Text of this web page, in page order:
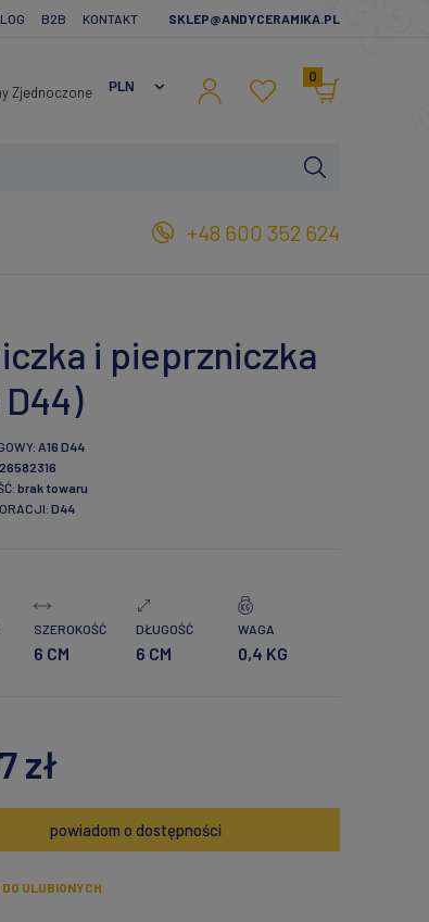
B2B KONTAKT SKLEP@ANDYCERAMIKA.PL
0
+48 600 352 624
i pieprzniczka
D44)
A16 D44
brak towaru
D44
SZEROKOŚĆ
6 CM
DŁUGOŚĆ
6 CM
WAGA
0,4 KG
zł
powiadom o dostępności
ULUBIONYCH